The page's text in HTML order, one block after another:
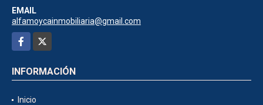
EMAIL
alfamoycainmobiliaria@gmail.com
Facebook
INFORMACIÓN
Inicio